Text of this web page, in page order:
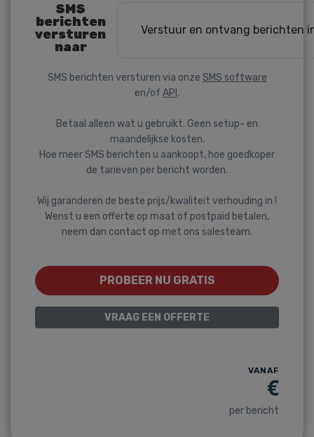
SMS
berichten
versturen
naar
Verstuur en ontvang berichten
SMS berichten versturen via onze SMS software
en/of API .
Betaal alleen wat u gebruikt. Geen setup- en
maandelijkse kosten.
Hoe meer SMS berichten u aankoopt, hoe goedkoper
de tarieven per bericht worden.
Wij garanderen de beste prijs/kwaliteit verhouding in !
Wenst u een offerte op maat of postpaid betalen,
neem dan contact op met ons salesteam.
PROBEER NU GRATIS
VRAAG EEN OFFERTE
VANAF
€
per bericht